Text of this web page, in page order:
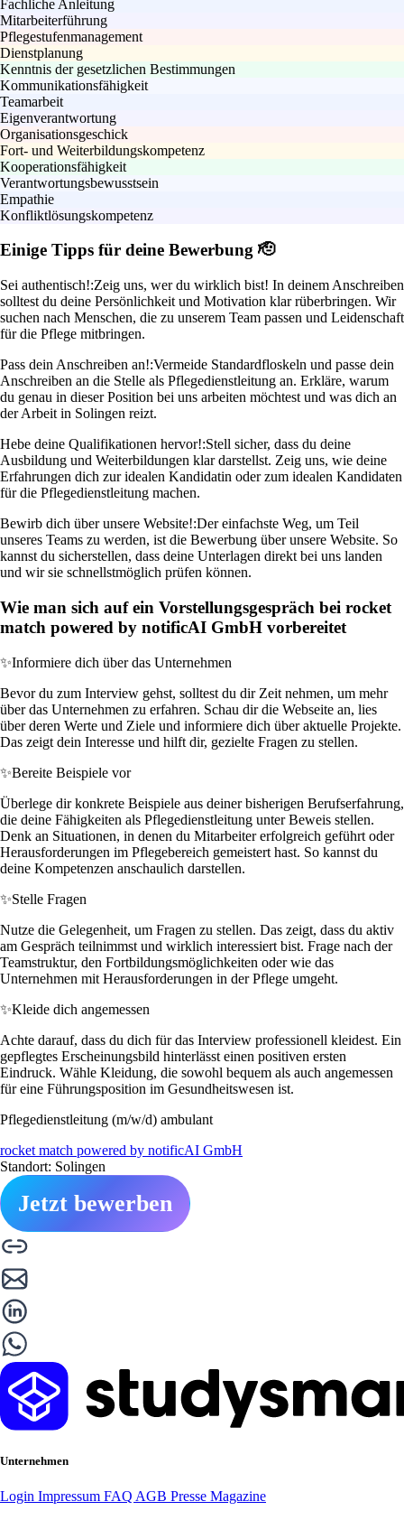
Fachliche Anleitung
Mitarbeiterführung
Pflegestufenmanagement
Dienstplanung
Kenntnis der gesetzlichen Bestimmungen
Kommunikationsfähigkeit
Teamarbeit
Eigenverantwortung
Organisationsgeschick
Fort- und Weiterbildungskompetenz
Kooperationsfähigkeit
Verantwortungsbewusstsein
Empathie
Konfliktlösungskompetenz
Einige Tipps für deine Bewerbung 🫡
Sei authentisch!:Zeig uns, wer du wirklich bist! In deinem Anschreiben
solltest du deine Persönlichkeit und Motivation klar rüberbringen. Wir
suchen nach Menschen, die zu unserem Team passen und Leidenschaft
für die Pflege mitbringen.
Pass dein Anschreiben an!:Vermeide Standardfloskeln und passe dein
Anschreiben an die Stelle als Pflegedienstleitung an. Erkläre, warum
du genau in dieser Position bei uns arbeiten möchtest und was dich an
der Arbeit in Solingen reizt.
Hebe deine Qualifikationen hervor!:Stell sicher, dass du deine
Ausbildung und Weiterbildungen klar darstellst. Zeig uns, wie deine
Erfahrungen dich zur idealen Kandidatin oder zum idealen Kandidaten
für die Pflegedienstleitung machen.
Bewirb dich über unsere Website!:Der einfachste Weg, um Teil
unseres Teams zu werden, ist die Bewerbung über unsere Website. So
kannst du sicherstellen, dass deine Unterlagen direkt bei uns landen
und wir sie schnellstmöglich prüfen können.
Wie man sich auf ein Vorstellungsgespräch bei rocket
match powered by notificAI GmbH vorbereitet
✨Informiere dich über das Unternehmen
Bevor du zum Interview gehst, solltest du dir Zeit nehmen, um mehr
über das Unternehmen zu erfahren. Schau dir die Webseite an, lies
über deren Werte und Ziele und informiere dich über aktuelle Projekte.
Das zeigt dein Interesse und hilft dir, gezielte Fragen zu stellen.
✨Bereite Beispiele vor
Überlege dir konkrete Beispiele aus deiner bisherigen Berufserfahrung,
die deine Fähigkeiten als Pflegedienstleitung unter Beweis stellen.
Denk an Situationen, in denen du Mitarbeiter erfolgreich geführt oder
Herausforderungen im Pflegebereich gemeistert hast. So kannst du
deine Kompetenzen anschaulich darstellen.
✨Stelle Fragen
Nutze die Gelegenheit, um Fragen zu stellen. Das zeigt, dass du aktiv
am Gespräch teilnimmst und wirklich interessiert bist. Frage nach der
Teamstruktur, den Fortbildungsmöglichkeiten oder wie das
Unternehmen mit Herausforderungen in der Pflege umgeht.
✨Kleide dich angemessen
Achte darauf, dass du dich für das Interview professionell kleidest. Ein
gepflegtes Erscheinungsbild hinterlässt einen positiven ersten
Eindruck. Wähle Kleidung, die sowohl bequem als auch angemessen
für eine Führungsposition im Gesundheitswesen ist.
Pflegedienstleitung (m/w/d) ambulant
rocket match powered by notificAI GmbH
Standort: Solingen
Jetzt bewerben
Unternehmen
Login Impressum FAQ AGB Presse Magazine